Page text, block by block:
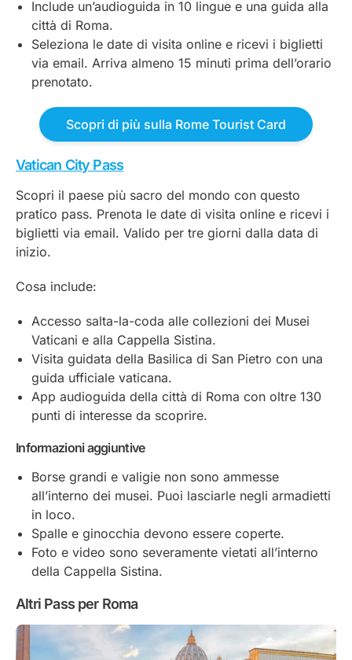
Include un’audioguida in 10 lingue e una guida alla
città di Roma.
Seleziona le date di visita online e ricevi i biglietti
via email. Arriva almeno 15 minuti prima dell’orario
prenotato.
Scopri di più sulla Rome Tourist Card
Vatican City Pass
Scopri il paese più sacro del mondo con questo
pratico pass. Prenota le date di visita online e ricevi i
biglietti via email. Valido per tre giorni dalla data di
inizio.
Cosa include:
Accesso salta-la-coda alle collezioni dei Musei
Vaticani e alla Cappella Sistina.
Visita guidata della Basilica di San Pietro con una
guida ufficiale vaticana.
App audioguida della città di Roma con oltre 130
punti di interesse da scoprire.
Informazioni aggiuntive
Borse grandi e valigie non sono ammesse
all’interno dei musei. Puoi lasciarle negli armadietti
in loco.
Spalle e ginocchia devono essere coperte.
Foto e video sono severamente vietati all’interno
della Cappella Sistina.
Altri Pass per Roma